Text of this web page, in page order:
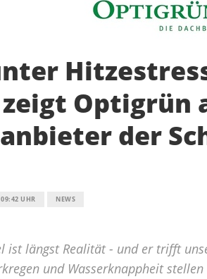
Optigrün
der
UHR NEWS
ist längst Realität - und er trifft
und Wasserknappheit